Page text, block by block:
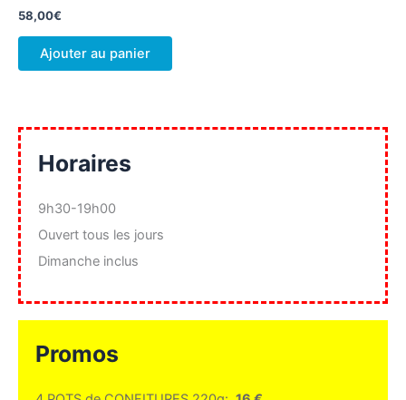
58,00€
Ajouter au panier
Horaires
9h30-19h00
Ouvert tous les jours
Dimanche inclus
Promos